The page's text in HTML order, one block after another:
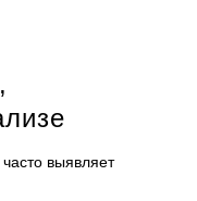
выявляет